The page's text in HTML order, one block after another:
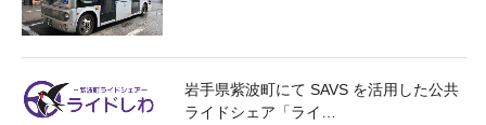
岩手県紫波町にて SAVS を活用した公共
ライドシェア「ライ…